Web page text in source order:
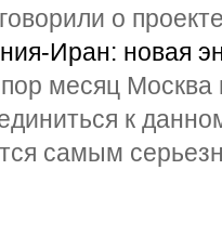
о
Иран: новая
месяц Москва
к
самым